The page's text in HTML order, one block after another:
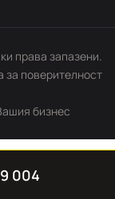
права запазени.
за поверителност
бизнес
004